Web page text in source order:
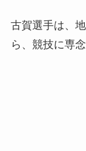
古賀選手は、
ら、競技に専